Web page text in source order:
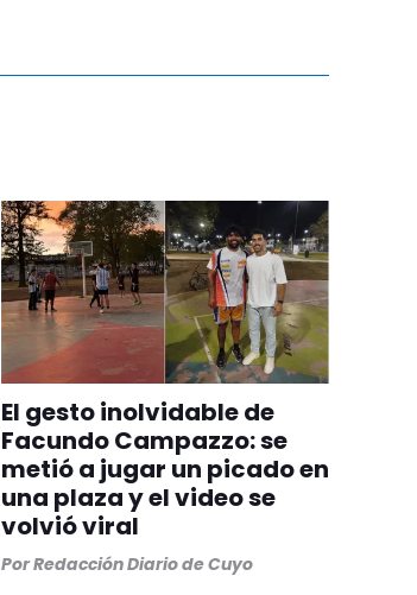
El gesto inolvidable de
Facundo Campazzo: se
metió a jugar un picado en
una plaza y el video se
volvió viral
PorRedacción Diario de Cuyo